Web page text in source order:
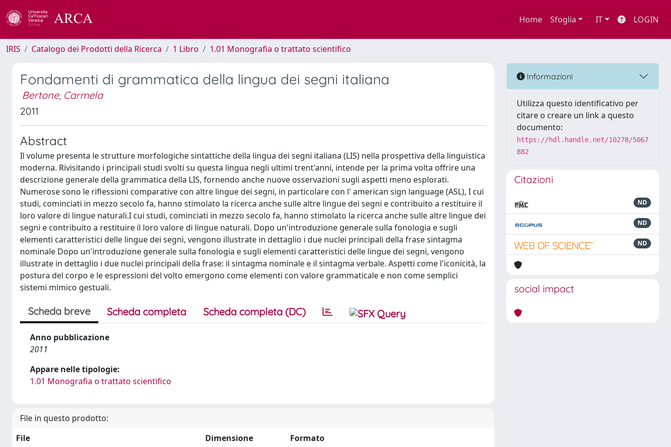
Home Sfoglia IT LOGIN
IRIS Catalogo dei Prodotti della Ricerca 1 Libro 1.01 Monografia o trattato scientifico
Fondamenti di grammatica della lingua dei segni italiana
Bertone, Carmela
2011
Abstract
Il volume presenta le strutture morfologiche sintattiche della lingua dei segni italiana (LIS) nella prospettiva della linguistica
moderna. Rivisitando i principali studi svolti su questa lingua negli ultimi trent'anni, intende per la prima volta offrire una
descrizione generale della grammatica della LIS, fornendo anche nuove osservazioni sugli aspetti meno esplorati.
Numerose sono le riflessioni comparative con altre lingue dei segni, in particolare con l' american sign language (ASL), I cui
studi, cominciati in mezzo secolo fa, hanno stimolato la ricerca anche sulle altre lingue dei segni e contribuito a restituire il
loro valore di lingue naturali.I cui studi, cominciati in mezzo secolo fa, hanno stimolato la ricerca anche sulle altre lingue dei
segni e contribuito a restituire il loro valore di lingue naturali. Dopo un'introduzione generale sulla fonologia e sugli
elementi caratteristici delle lingue dei segni, vengono illustrate in dettaglio i due nuclei principali della frase sintagma
nominale Dopo un'introduzione generale sulla fonologia e sugli elementi caratteristici delle lingue dei segni, vengono
illustrate in dettaglio i due nuclei principali della frase: il sintagma nominale e il sintagma verbale. Aspetti come l'iconicità, la
postura del corpo e le espressioni del volto emergono come elementi con valore grammaticale e non come semplici
sistemi mimico gestuali.
Scheda breve Scheda completa Scheda completa (DC)
Anno pubblicazione
2011
Appare nelle tipologie:
1.01 Monografia o trattato scientifico
File in questo prodotto:
File
Dimensione Formato
Informazioni
Utilizza questo identificativo per
citare o creare un link a questo
documento:
https://hdl.handle.net/10278/5067
882
Citazioni
ND
ND
ND
social impact